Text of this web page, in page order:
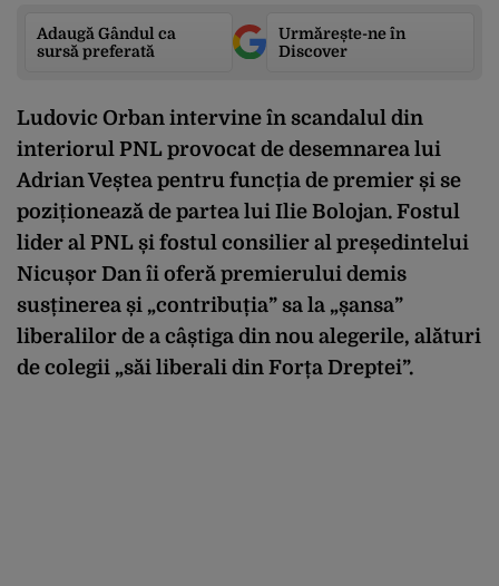
Adaugă Gândul ca
sursă preferată
Urmărește-ne în
Discover
Ludovic Orban intervine în scandalul din
interiorul PNL provocat de desemnarea lui
Adrian Veștea pentru funcția de premier și se
poziționează de partea lui Ilie Bolojan. Fostul
lider al PNL și fostul consilier al președintelui
Nicușor Dan îi oferă premierului demis
susținerea și „contribuția” sa la „șansa”
liberalilor de a câștiga din nou alegerile, alături
de colegii „săi liberali din Forța Dreptei”.